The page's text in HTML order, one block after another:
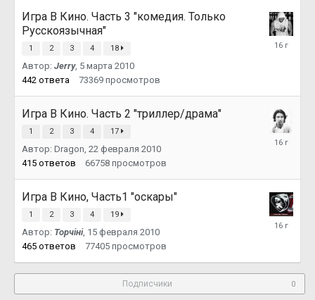
Игра В Кино. Часть 3 "комедия. Только
Русскоязычная"
1 2 3 4 18
Автор: Jerry, 5 марта 2010
442 ответа 73369 просмотров
19
Игра В Кино. Часть 2 "триллер/драма"
1 2 3 4 17
Автор: Dragon, 22 февраля 2010
415 ответов 66758 просмотров
Игра В Кино, Часть1 "оскары"
1 2 3 4 19
Автор: Topчiнi, 15 февраля 2010
465 ответов 77405 просмотров
22
Подписчики 0